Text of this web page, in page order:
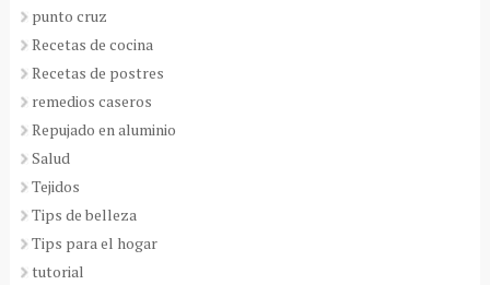
punto cruz
Recetas de cocina
Recetas de postres
remedios caseros
Repujado en aluminio
Salud
Tejidos
Tips de belleza
Tips para el hogar
tutorial